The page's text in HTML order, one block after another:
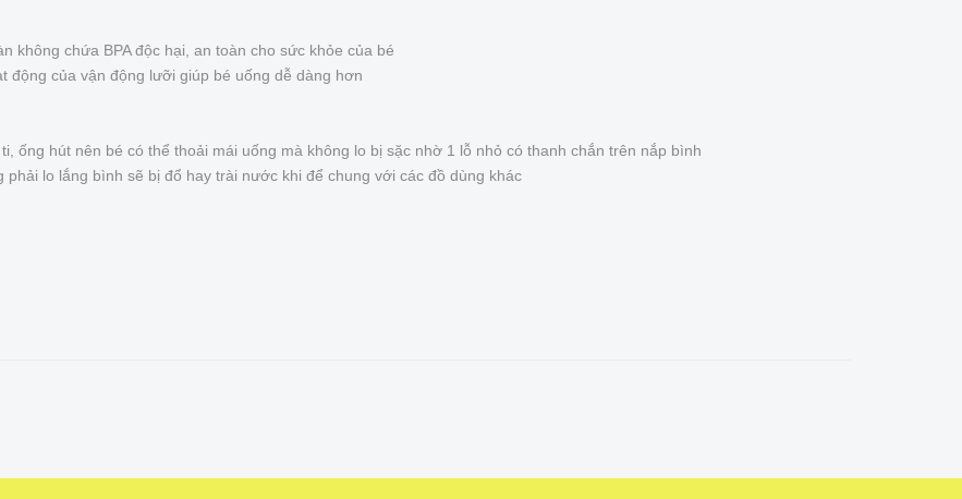
không chứa BPA độc hại, an toàn cho sức khỏe của bé
động của vận động lưỡi giúp bé uống dễ dàng hơn
ống hút nên bé có thể thoải mái uống mà không lo bị sặc nhờ 1 lỗ nhỏ có thanh chắn trên nắp bình
lo lắng bình sẽ bị đổ hay trài nước khi để chung với các đồ dùng khác